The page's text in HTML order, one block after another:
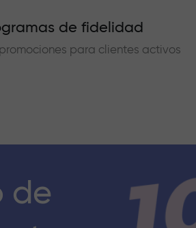
de fidelidad
para clientes activos
de